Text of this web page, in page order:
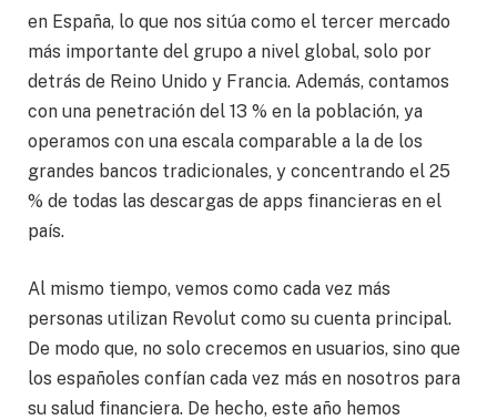
en España, lo que nos sitúa como el tercer mercado
más importante del grupo a nivel global, solo por
detrás de Reino Unido y Francia. Además, contamos
con una penetración del 13 % en la población, ya
operamos con una escala comparable a la de los
grandes bancos tradicionales, y concentrando el 25
% de todas las descargas de apps financieras en el
país.
Al mismo tiempo, vemos como cada vez más
personas utilizan Revolut como su cuenta principal.
De modo que, no solo crecemos en usuarios, sino que
los españoles confían cada vez más en nosotros para
su salud financiera. De hecho, este año hemos